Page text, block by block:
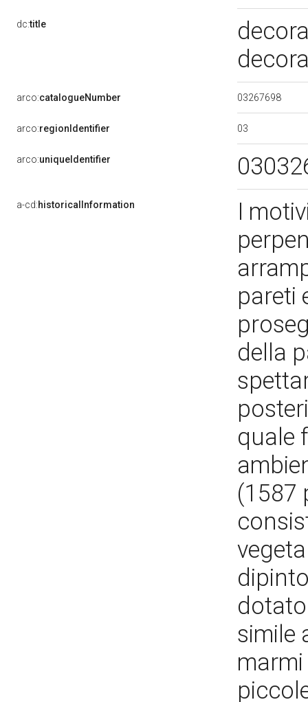
dc:title
arco:catalogueNumber 03267698
arco:regionIdentifier 03
arco:uniqueIdentifier
a-cd:historicalInformation
I
pareti
della
quale
(1587
simile